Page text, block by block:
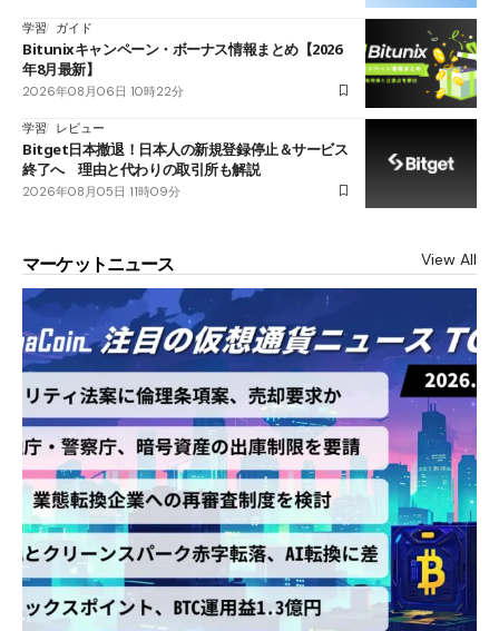
学習 ガイド
Bitunixキャンペーン・ボーナス情報まとめ【2026
年8月最新】
2026年08月06日 10時22分
学習 レビュー
Bitget日本撤退！日本人の新規登録停止＆サービス
終了へ 理由と代わりの取引所も解説
2026年08月05日 11時09分
マーケットニュース View All